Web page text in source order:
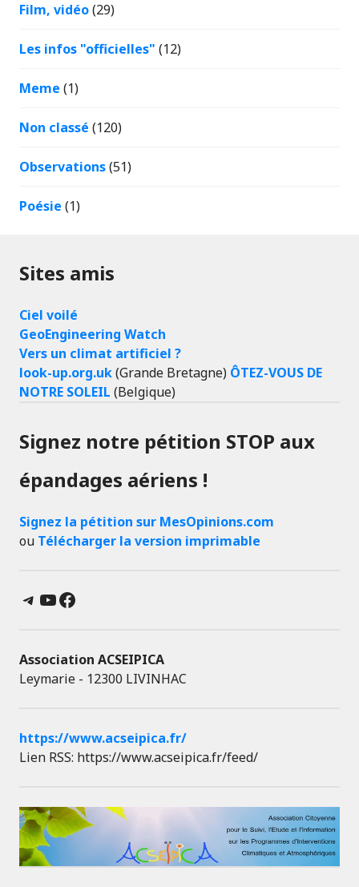
Film, vidéo(29)
Les infos "officielles" (12)
Meme (1)
Non classé (120)
Observations(51)
Poésie (1)
Sites amis
Ciel voilé
GeoEngineering Watch
Vers un climat artificiel ?
look-up.org.uk(Grande Bretagne) ÔTEZ-VOUS DE
NOTRE SOLEIL (Belgique)
Signez notre pétition STOP aux
épandages aériens !
Signez la pétition sur MesOpinions.com
ou Télécharger la version imprimable
Telegram
YouTube
Facebook
Association ACSEIPICA
Leymarie - 12300 LIVINHAC
https://www.acseipica.fr/
Lien RSS: https://www.acseipica.fr/feed/